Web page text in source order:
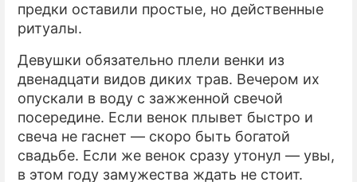
предки оставили простые, но действенные
ритуалы.
Девушки обязательно плели венки из
двенадцати видов диких трав. Вечером их
опускали в воду с зажженной свечой
посередине. Если венок плывет быстро и
свеча не гаснет — скоро быть богатой
свадьбе. Если же венок сразу утонул — увы,
в этом году замужества ждать не стоит.